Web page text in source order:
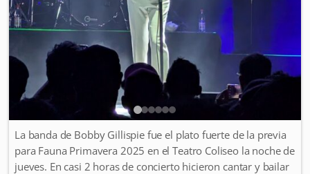
La banda de Bobby Gillispie fue el plato fuerte de la previa
para Fauna Primavera 2025 en el Teatro Coliseo la noche de
jueves. En casi 2 horas de concierto hicieron cantar y bailar